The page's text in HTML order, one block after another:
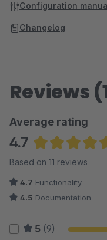
Configuration
Changelog
Reviews
Average rating
4.7
Average rating
Based on 11 reviews
4.7 Functionality
4.5 Documentation
5 (9)